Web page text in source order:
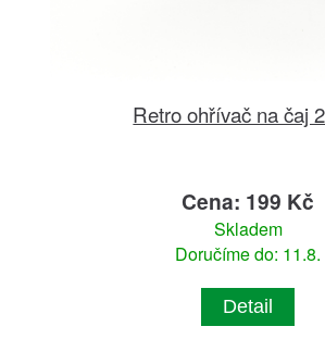
Retro ohřívač na čaj
Cena: 199 Kč
Skladem
Doručíme do: 11.8.
Detail